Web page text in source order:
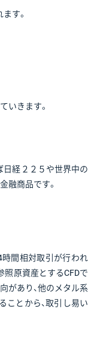
す。
いきます。
日経２２５や世界中の
融商品です。
時間相対取引が行われ
照原資産とするCFDで
があり、他のメタル系
ことから、取引し易い